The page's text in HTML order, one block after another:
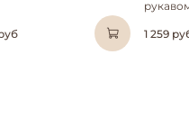
1 259